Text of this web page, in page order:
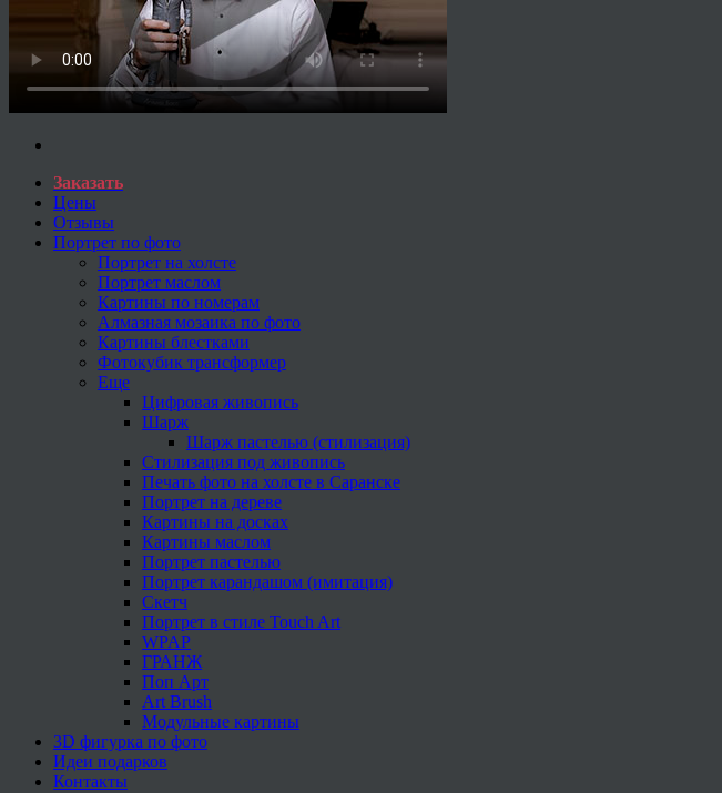
Заказать
Цены
Отзывы
Портрет по фото
Портрет на холсте
Портрет маслом
Картины по номерам
Алмазная мозаика по фото
Картины блестками
Фотокубик трансформер
Еще
Цифровая живопись
Шарж
Шарж пастелью (стилизация)
Стилизация под живопись
Печать фото на холсте в Саранске
Портрет на дереве
Картины на досках
Картины маслом
Портрет пастелью
Портрет карандашом (имитация)
Скетч
Портрет в стиле Touch Art
WPAP
ГРАНЖ
Поп Арт
Art Brush
Модульные картины
3D фигурка по фото
Идеи подарков
Контакты